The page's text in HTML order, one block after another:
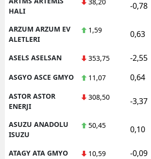
HALI
-0,78
ARZUM ARZUM EV
ALETLERI
1,59 0,63
ASELS ASELSAN 353,75 -2,55
ASGYO ASCE GMYO 11,07 0,64
ASTOR ASTOR
ENERJI
308,50 -3,37
ASUZU ANADOLU
ISUZU
50,45 0,10
ATAGY ATA GMYO 10,59 -0,09